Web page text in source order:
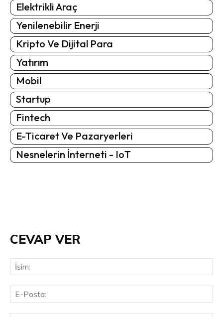
Elektrikli Araç
Yenilenebilir Enerji
Kripto Ve Dijital Para
Yatırım
Mobil
Startup
Fintech
E-Ticaret Ve Pazaryerleri
Nesnelerin İnterneti - IoT
CEVAP VER